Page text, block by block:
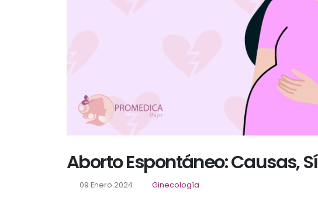
Aborto Espontáneo: Causas,
09 Enero 2024 Ginecología